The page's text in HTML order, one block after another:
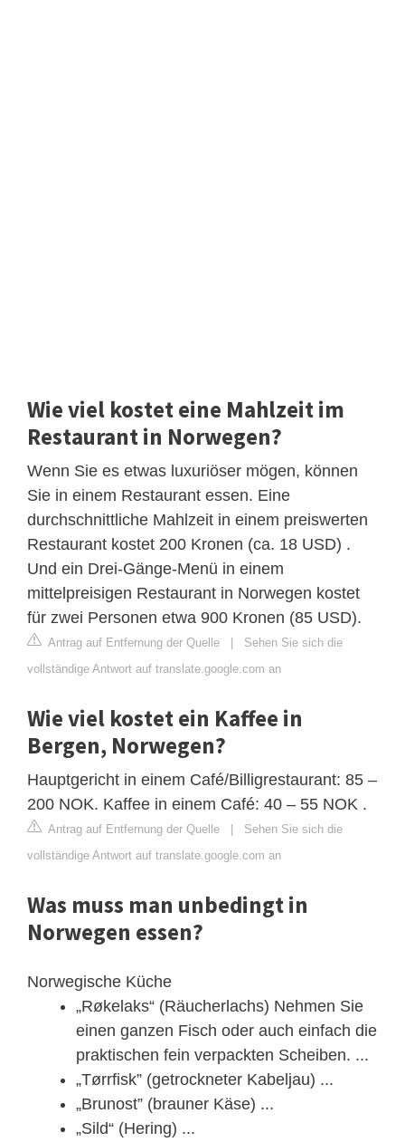
Wie viel kostet eine Mahlzeit im
Restaurant in Norwegen?
Wenn Sie es etwas luxuriöser mögen, können
Sie in einem Restaurant essen. Eine
durchschnittliche Mahlzeit in einem preiswerten
Restaurant kostet 200 Kronen (ca. 18 USD) .
Und ein Drei-Gänge-Menü in einem
mittelpreisigen Restaurant in Norwegen kostet
für zwei Personen etwa 900 Kronen (85 USD).
Antrag auf Entfernung der Quelle | Sehen Sie sich die
vollständige Antwort auf translate.google.com an
Wie viel kostet ein Kaffee in
Bergen, Norwegen?
Hauptgericht in einem Café/Billigrestaurant: 85 –
200 NOK. Kaffee in einem Café: 40 – 55 NOK .
Antrag auf Entfernung der Quelle | Sehen Sie sich die
vollständige Antwort auf translate.google.com an
Was muss man unbedingt in
Norwegen essen?
Norwegische Küche
„Røkelaks“ (Räucherlachs) Nehmen Sie
einen ganzen Fisch oder auch einfach die
praktischen fein verpackten Scheiben. ...
„Tørrfisk” (getrockneter Kabeljau) ...
„Brunost” (brauner Käse) ...
„Sild“ (Hering) ...